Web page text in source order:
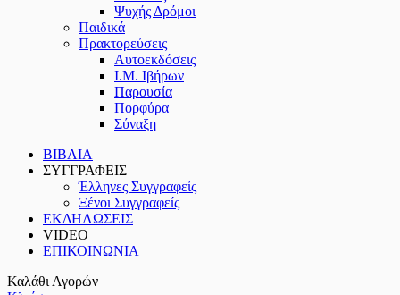
Ψυχής Δρόμοι
Παιδικά
Πρακτoρεύσεις
Αυτοεκδόσεις
Ι.Μ. Ιβήρων
Παρουσία
Πορφύρα
Σύναξη
ΒΙΒΛΙΑ
ΣΥΓΓΡΑΦΕΙΣ
Έλληνες Συγγραφείς
Ξένοι Συγγραφείς
ΕΚΔΗΛΩΣΕΙΣ
VIDEO
ΕΠΙΚΟΙΝΩΝΙΑ
Καλάθι Αγορών